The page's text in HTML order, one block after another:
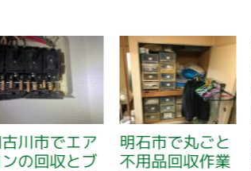
川市でエア
ンの回収とブ
明石市で丸ごと
不用品回収作業